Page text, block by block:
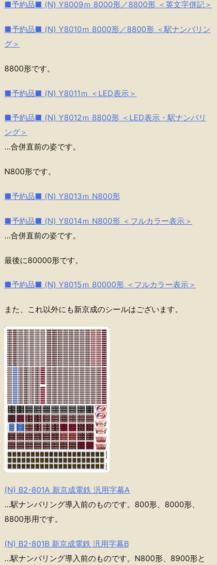
■予約品■ (N) Y8009ｍ 8000形／8800形 ＜英文字併記＞
■予約品■ (N) Y8010ｍ 8000形／8800形 ＜駅ナンバリン
グ＞
8800形です。
■予約品■ (N) Y8011ｍ ＜LED表示＞
■予約品■ (N) Y8012ｍ 8800形 ＜LED表示・駅ナンバリ
ング＞
…合併直前の姿です。
N800形です。
■予約品■ (N) Y8013ｍ N800形
■予約品■ (N) Y8014ｍ N800形 ＜フルカラー表示＞
…合併直前の姿です。
最後に80000形です。
■予約品■ (N) Y8015ｍ 80000形 ＜フルカラー表示＞
また、これ以外にも新京成のシールはございます。
(N) B2-801A 新京成電鉄 汎用字幕A
…駅ナンバリング導入前のものです。800形、8000形、
8800形用です。
(N) B2-801B 新京成電鉄 汎用字幕B
…駅ナンバリング導入前のものです。N800形、8900形と